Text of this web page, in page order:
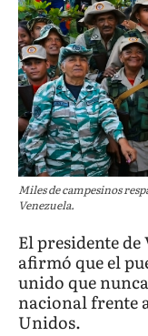
Miles de campesinos
Venezuela.
El presidente
afirmó que el
unido que
nacional frente
Unidos.